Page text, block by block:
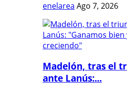
enelarea Ago 7, 2026
Madelón, tras el
ante Lanús:...